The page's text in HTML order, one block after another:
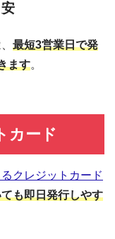
最短3営業日で発
ます。
カード
クレジットカード
も即日発行しやす